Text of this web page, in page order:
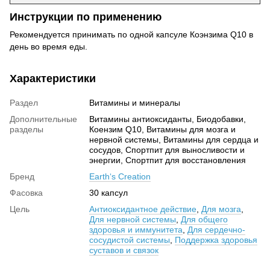
Инструкции по применению
Рекомендуется принимать по одной капсуле Коэнзима Q10 в
день во время еды.
Характеристики
Раздел
Витамины и минералы
Дополнительные
разделы
Витамины антиоксиданты, Биодобавки,
Коензим Q10, Витамины для мозга и
нервной системы, Витамины для сердца и
сосудов, Спортпит для выносливости и
энергии, Спортпит для восстановления
Бренд
Earth‘s Creation
Фасовка
30 капсул
Цель
Антиоксидантное действие Для мозга
Для нервной системы
Для общего
здоровья и иммунитета
Для сердечно-
сосудистой системы
Поддержка здоровья
суставов и связок